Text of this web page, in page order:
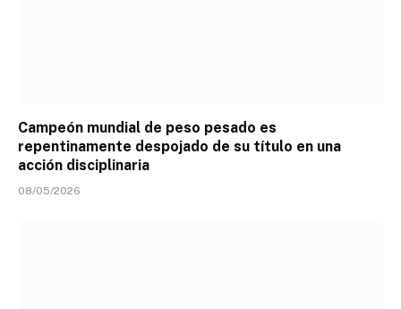
Campeón mundial de peso pesado es
repentinamente despojado de su título en una
acción disciplinaria
08/05/2026